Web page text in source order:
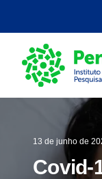
13 de junho de
Covid-